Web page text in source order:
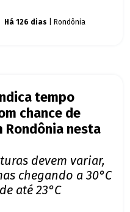
Há 126 dias | Rondônia
tempo
chance de
Rondônia nesta
devem variar,
chegando a 30°C
até 23°C